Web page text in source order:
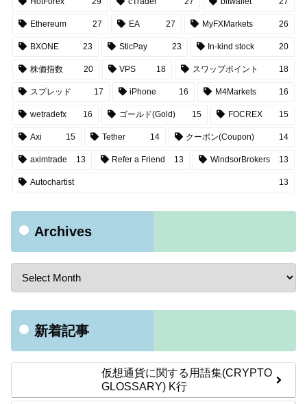
Ethereum 27 EA 27 MyFXMarkets 26
BXONE 23 SticPay 23 In-kind stock 20
株価指数 20 VPS 18 スワップポイント 18
スプレッド 17 iPhone 16 M4Markets 16
wetradefx 16 ゴールド(Gold) 15 FOCREX 15
Axi 15 Tether 14 クーポン(Coupon) 14
aximtrade 13 Refer a Friend 13 WindsorBrokers 13
Autochartist 13
Archives
新着記事
仮想通貨に関する用語集(CRYPTO
GLOSSARY) K行